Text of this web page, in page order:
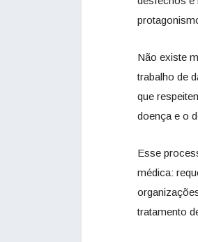
Não existe
trabalho de
que
doença e o
Esse
médica:
tratamento